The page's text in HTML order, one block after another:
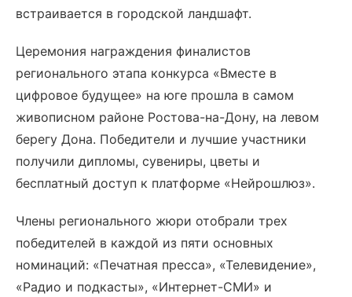
встраивается в городской ландшафт.
Церемония награждения финалистов
регионального этапа конкурса «Вместе в
цифровое будущее» на юге прошла в самом
живописном районе Ростова-на-Дону, на левом
берегу Дона. Победители и лучшие участники
получили дипломы, сувениры, цветы и
бесплатный доступ к платформе «Нейрошлюз».
Члены регионального жюри отобрали трех
победителей в каждой из пяти основных
номинаций: «Печатная пресса», «Телевидение»,
«Радио и подкасты», «Интернет-СМИ» и